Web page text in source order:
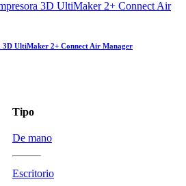
3D UltiMaker 2+ Connect Air Manager
Tipo
De mano
Escritorio